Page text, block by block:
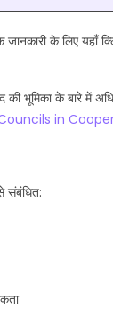
के लिए यहाँ
की भूमिका के बारे में
in
संबंधित: